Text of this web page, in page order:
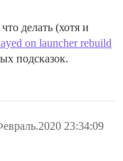
делать (хотя и
on launcher rebuild
подсказок.
23:34:09